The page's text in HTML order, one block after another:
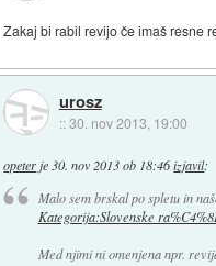
Zakaj bi rabil revijo če imaš resne
urosz
::30. nov 2013, 19:00
opeter je 30. nov 2013 ob 18:46 izjavil:
Malo sem brskal po spletu in
Kategorija:Slovenske
Med njimi ni omenjena npr.